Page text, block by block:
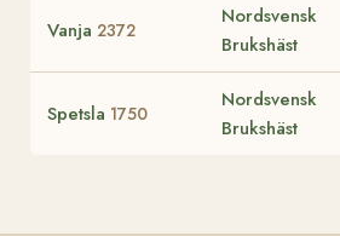
Vanja 2372
Nordsvensk
Brukshäst
Spetsla 1750
Nordsvensk
Brukshäst